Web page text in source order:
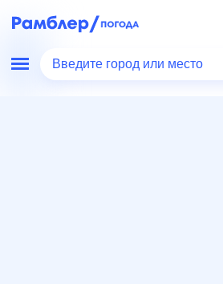
Введите город или место